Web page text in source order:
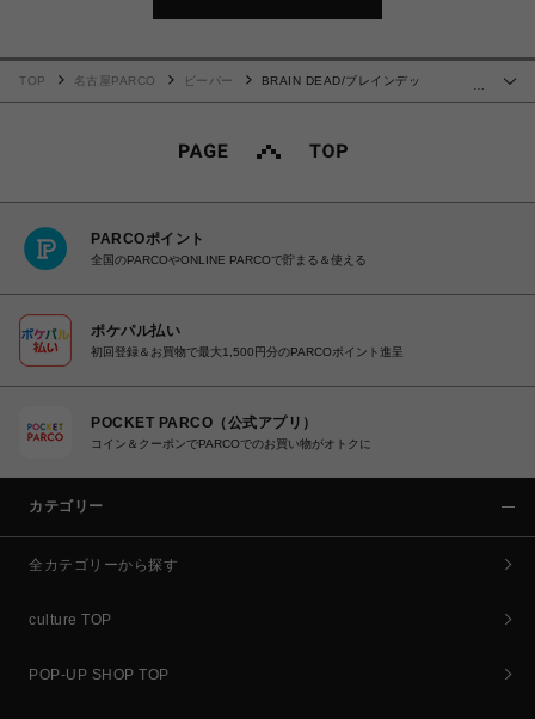
…
TOP 名古屋PARCO ビーバー
BRAIN DEAD/ブレインデッ
PARCOポイント
全国のPARCOやONLINE PARCOで貯まる＆使える
ポケパル払い
初回登録＆お買物で最大1,500円分のPARCOポイント進呈
POCKET PARCO（公式アプリ）
コイン＆クーポンでPARCOでのお買い物がオトクに
カテゴリー
全カテゴリーから探す
culture TOP
POP-UP SHOP TOP